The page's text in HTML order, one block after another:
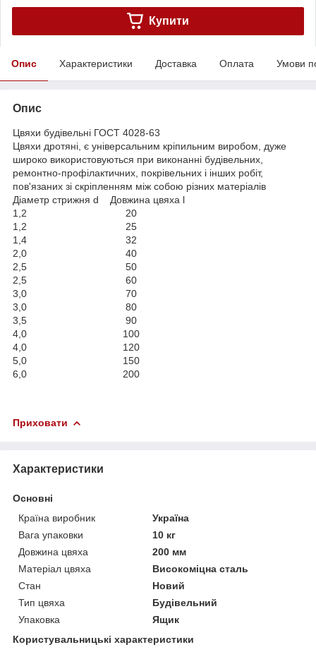
Купити
Опис Характеристики Доставка Оплата Умови
Опис
Цвяхи будівельні ГОСТ 4028-63
Цвяхи дротяні, є універсальним кріпильним виробом, дуже
широко використовуються при виконанні будівельних,
ремонтно-профілактичних, покрівельних і інших робіт,
пов'язаних зі скріпленням між собою різних матеріалів
Діаметр стрижня d Довжина цвяха l
1,2 20
1,2 25
1,4 32
2,0 40
2,5 50
2,5 60
3,0 70
3,0 80
3,5 90
4,0 100
4,0 120
5,0 150
6,0 200
Приховати
Характеристики
Основні
Країна виробник
Україна
Вага упаковки
10 кг
Довжина цвяха
200 мм
Матеріал цвяха
Високоміцна сталь
Стан
Новий
Тип цвяха
Будівельний
Упаковка
Ящик
Користувальницькі характеристики